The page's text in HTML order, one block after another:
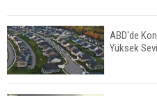
ABD'de
Yüksek